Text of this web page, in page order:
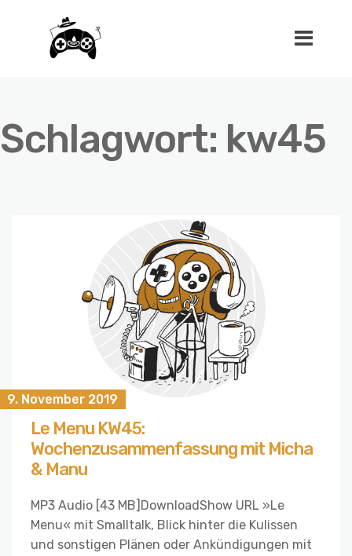
Schlagwort: kw45
9. November 2019
Le Menu KW45:
Wochenzusammenfassung mit Micha
& Manu
MP3 Audio [43 MB]DownloadShow URL »Le
Menu« mit Smalltalk, Blick hinter die Kulissen
und sonstigen Plänen oder Ankündigungen mit